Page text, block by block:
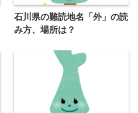
石川県の難読地名「外」の読
み方、場所は？